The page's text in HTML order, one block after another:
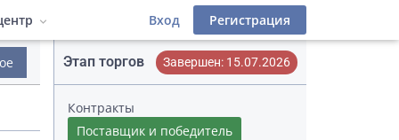
Лицензионный договор
Инструкции
Вход Регистрация
Этап торгов Завершен: 15.07.2026
Контракты
Поставщик и победитель